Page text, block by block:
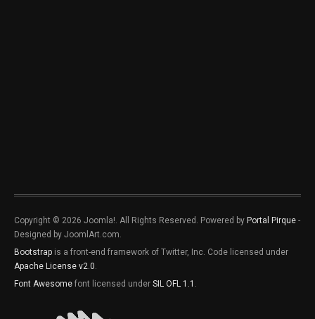
Copyright © 2026 Joomla!. All Rights Reserved. Powered by Portal Pirque -
Designed by JoomlArt.com.
Bootstrap is a front-end framework of Twitter, Inc. Code licensed under
Apache License v2.0.
Font Awesome font licensed under SIL OFL 1.1 .